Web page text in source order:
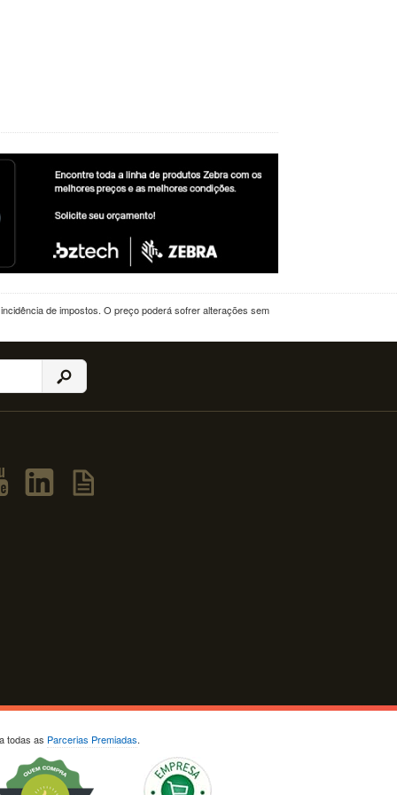
de impostos. O preço poderá sofrer alterações sem
todas as Parcerias Premiadas.